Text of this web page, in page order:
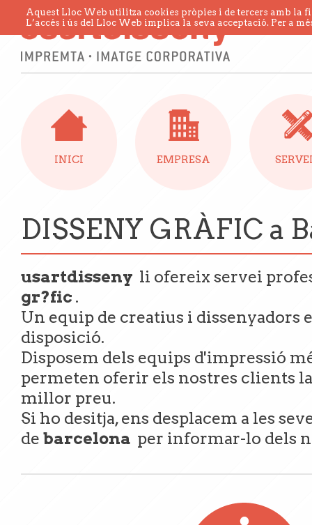
Aquest Lloc Web utilitza cookies pròpies i de tercers amb la
L’accés i ús del Lloc Web implica la seva acceptació. Per a
INICI EMPRESA
DISSENY GRÀFIC a
usartdisseny li ofereix servei
gr?fic .
Un equip de creatius i dissenyadors
disposició.
Disposem dels equips d'impressió
permeten oferir els nostres clients
millor preu.
Si ho desitja, ens desplacem a les
de barcelona per informar-lo dels